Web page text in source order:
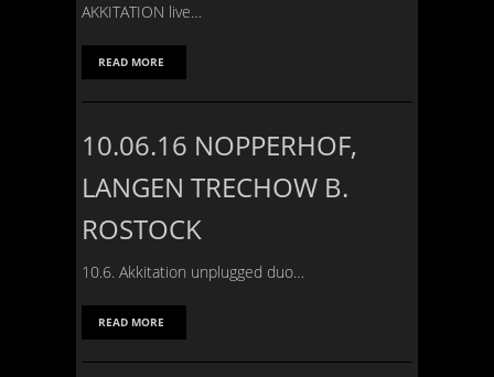
AKKITATION live…
READ MORE
10.06.16 NOPPERHOF,
LANGEN TRECHOW B.
ROSTOCK
10.6. Akkitation unplugged duo…
READ MORE